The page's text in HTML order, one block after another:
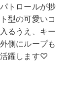
トロールが捗
型の可愛いコ
るうえ、キー
側にループも
躍します♡